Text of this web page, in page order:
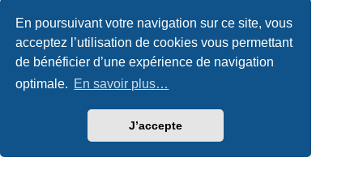
En poursuivant votre navigation sur ce site, vous
acceptez l’utilisation de cookies vous permettant
de bénéficier d’une expérience de navigation
optimale. En savoir plus…
J’accepte